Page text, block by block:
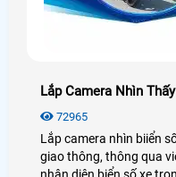
Lắp Camera Nhìn
72965
Lắp camera nhìn biiển
giao thông, thông qua
nhận diện biển số xe trong